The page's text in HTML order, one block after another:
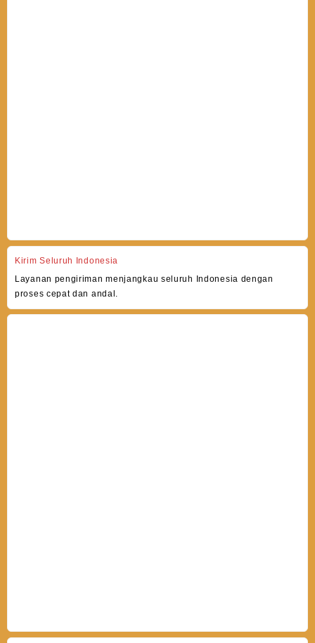
Kirim Seluruh Indonesia
Layanan pengiriman menjangkau seluruh Indonesia dengan
proses cepat dan andal.